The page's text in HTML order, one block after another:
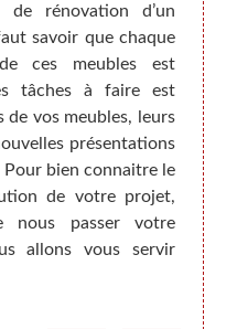
de rénovation d’un
savoir que chaque
ces meubles est
tâches à faire est
de vos meubles, leurs
présentations
bien connaitre le
de votre projet,
nous passer votre
allons vous servir
Si
la
nous
en
une